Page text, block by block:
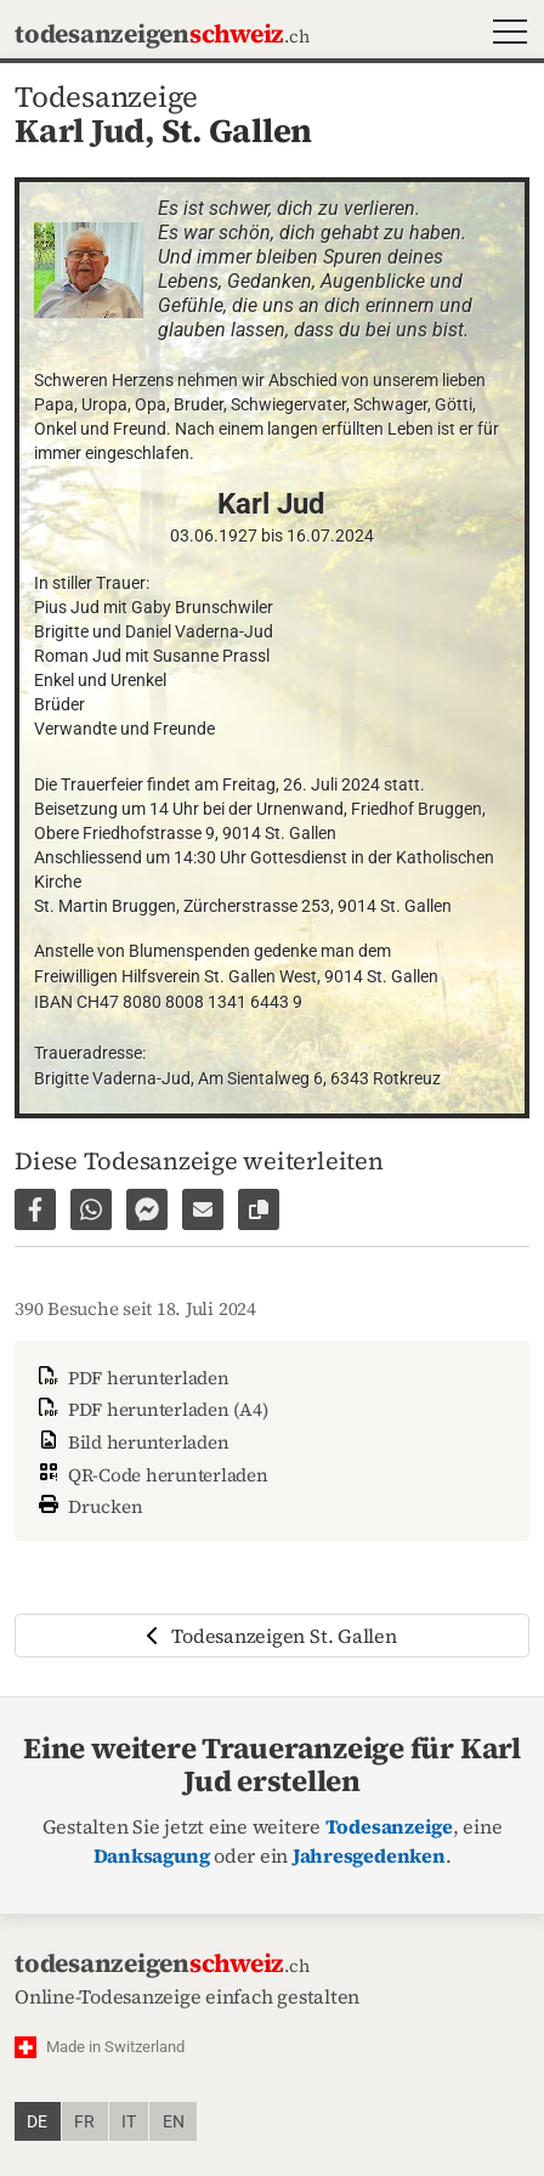
todesanzeigenschweiz.ch
Todesanzeige
Karl Jud, St. Gallen
Es ist schwer, dich zu verlieren.
Es war schön, dich gehabt zu haben.
Und immer bleiben Spuren deines
Lebens, Gedanken, Augenblicke und
Gefühle, die uns an dich erinnern und
glauben lassen, dass du bei uns bist.
Schweren Herzens nehmen wir Abschied von unserem lieben
Papa, Uropa, Opa, Bruder, Schwiegervater, Schwager, Götti,
Onkel und Freund. Nach einem langen erfüllten Leben ist er für
immer eingeschlafen.
Karl Jud
03.06.1927bis16.07.2024
In stiller Trauer:
Pius Jud mit Gaby Brunschwiler
Brigitte und Daniel Vaderna-Jud
Roman Jud mit Susanne Prassl
Enkel und Urenkel
Brüder
Verwandte und Freunde
Die Trauerfeier findet am Freitag, 26. Juli 2024 statt.
Beisetzung um 14 Uhr bei der Urnenwand, Friedhof Bruggen,
Obere Friedhofstrasse 9, 9014 St. Gallen
Anschliessend um 14:30 Uhr Gottesdienst in der Katholischen
Kirche
St. Martin Bruggen, Zürcherstrasse 253, 9014 St. Gallen
Anstelle von Blumenspenden gedenke man dem
Freiwilligen Hilfsverein St. Gallen West, 9014 St. Gallen
IBAN CH47 8080 8008 1341 6443 9
Traueradresse:
Brigitte Vaderna-Jud, Am Sientalweg 6, 6343 Rotkreuz
Diese Todesanzeige weiterleiten
Auf Facebook teilen
Per WhatsApp weiterleiten
Per Facebook Messenger weiterleiten
Per E-Mail versenden
Link zur Seite kopieren
390 Besuche seit 18. Juli 2024
PDF herunterladen
PDF herunterladen (A4)
Bild herunterladen
QR-Code herunterladen
Drucken
Todesanzeigen St. Gallen
Eine weitere Traueranzeige für Karl
Jud erstellen
Gestalten Sie jetzt eine weitere Todesanzeige, eine
Danksagungoder einJahresgedenken.
todesanzeigenschweiz.ch
Online-Todesanzeige einfach gestalten
Made in Switzerland
DE FR IT EN